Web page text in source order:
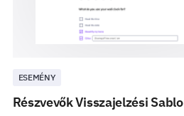
ESEMÉNY
Részvevők Visszajelzési